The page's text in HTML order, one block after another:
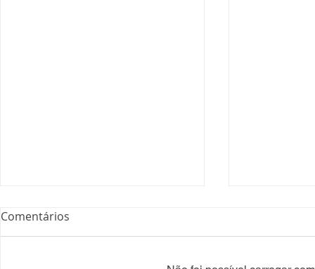
Comentários